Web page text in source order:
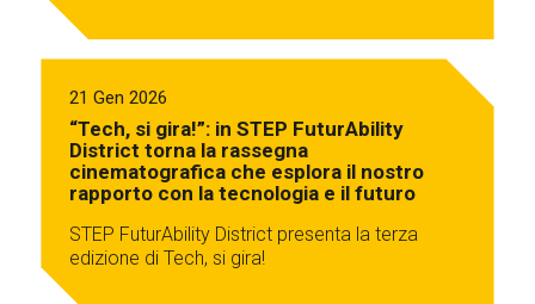
21 Gen 2026
“Tech, si gira!”: in STEP FuturAbility
District torna la rassegna
cinematografica che esplora il nostro
rapporto con la tecnologia e il futuro
STEP FuturAbility District presenta la terza
edizione di Tech, si gira!